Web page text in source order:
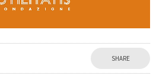
SHARE